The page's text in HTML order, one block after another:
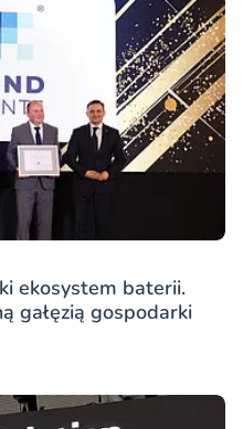
ekosystem baterii.
gałęzią gospodarki